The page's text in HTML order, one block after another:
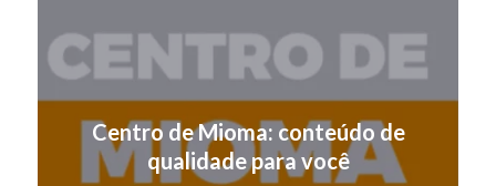
Centro de Mioma: conteúdo de
qualidade para você